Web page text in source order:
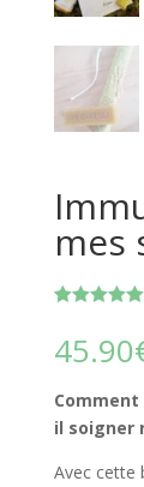
mes
basé sur
45.90
il soigner
Avec cette